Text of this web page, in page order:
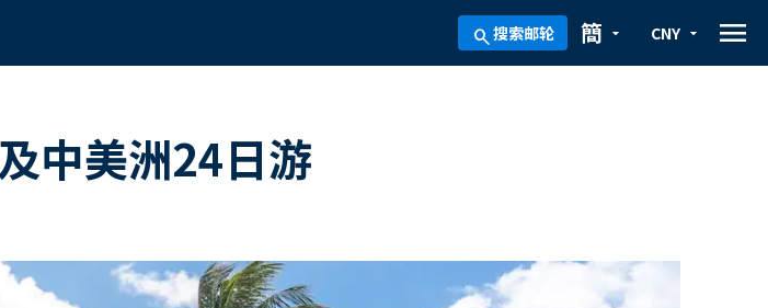
search搜索邮轮 arrow_drop_down
簡 arrow_drop_down
CNY menu
中美洲24日游